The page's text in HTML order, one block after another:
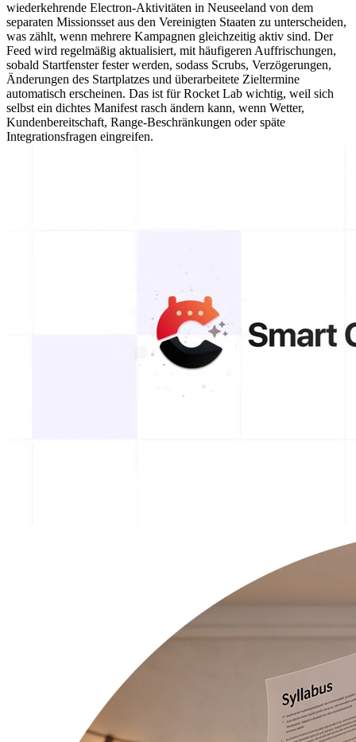
wiederkehrende Electron-Aktivitäten in Neuseeland von dem
separaten Missionsset aus den Vereinigten Staaten zu unterscheiden,
was zählt, wenn mehrere Kampagnen gleichzeitig aktiv sind. Der
Feed wird regelmäßig aktualisiert, mit häufigeren Auffrischungen,
sobald Startfenster fester werden, sodass Scrubs, Verzögerungen,
Änderungen des Startplatzes und überarbeitete Zieltermine
automatisch erscheinen. Das ist für Rocket Lab wichtig, weil sich
selbst ein dichtes Manifest rasch ändern kann, wenn Wetter,
Kundenbereitschaft, Range-Beschränkungen oder späte
Integrationsfragen eingreifen.